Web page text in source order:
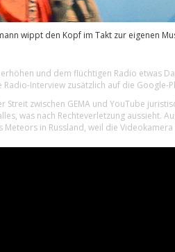
wippt den Kopf im Takt zur eigenen
und dem flüchtigen Radio etwas
Interview zusätzlich auf die Google-
Streit zwischen GEMA und YouTube
was nach Rechteverletzung aussieht.
Meteors in Russland, weil die